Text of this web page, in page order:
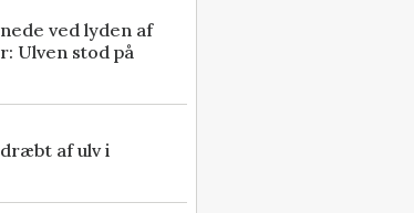
ved lyden af
Ulven stod på
af ulv i